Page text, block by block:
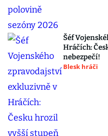
Šéf
Hráčích:
nebezpečí!
Blesk hráči